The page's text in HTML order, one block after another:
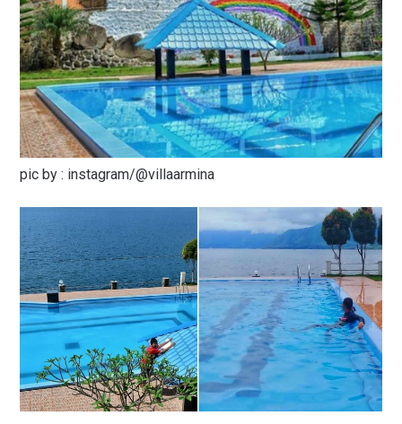
pic by : instagram/@villaarmina